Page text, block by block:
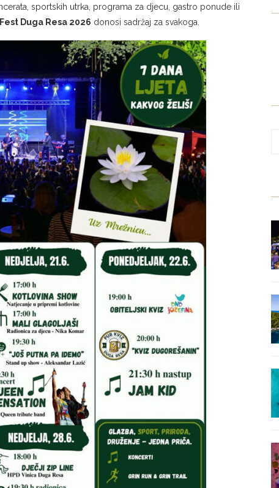
sportskih utrka, programa za djecu, gastro ponude ili
Duga Resa 2026 donosi sadržaj za svakoga.